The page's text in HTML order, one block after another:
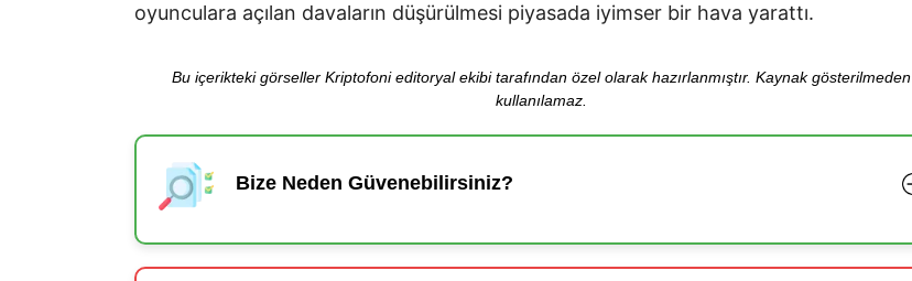
oyunculara açılan davaların düşürülmesi piyasada iyimser bir hava yarattı.
Bu içerikteki görseller Kriptofoni editoryal ekibi tarafından özel olarak hazırlanmıştır. Kaynak gösterilmeden
kullanılamaz.
Bize Neden Güvenebilirsiniz?